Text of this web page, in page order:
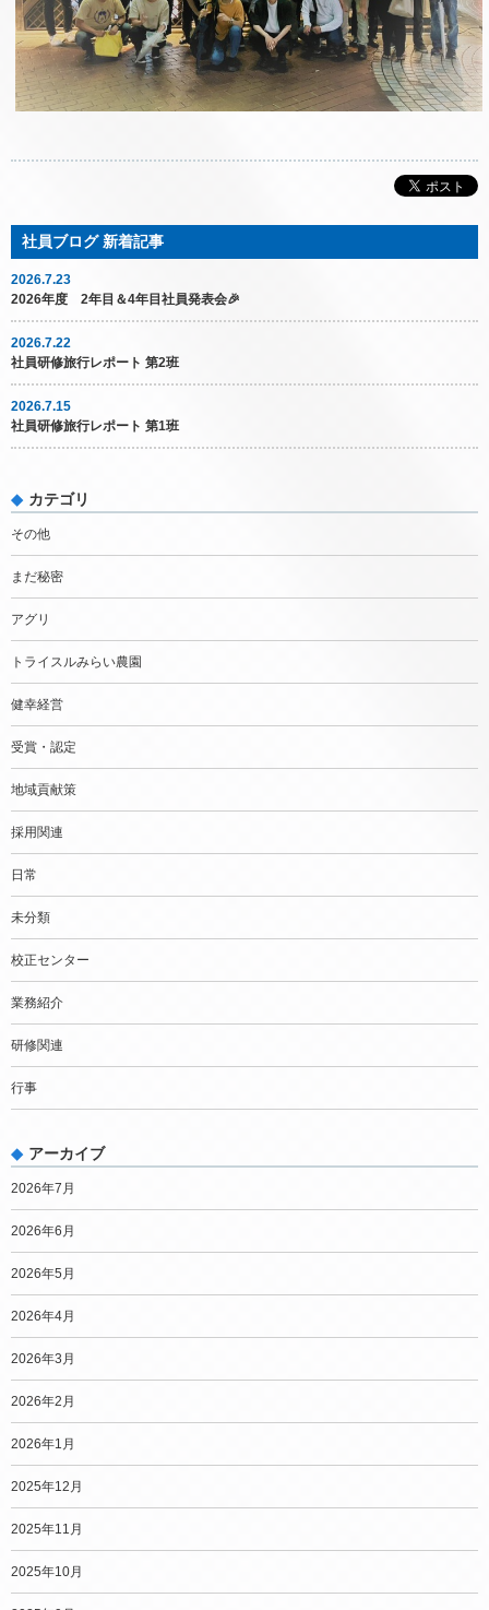
2026.7.23
2026年度 2年目＆4年目社員発表会🎉
2026.7.22
社員研修旅行レポート 第2班
2026.7.15
社員研修旅行レポート 第1班
カテゴリ
その他
まだ秘密
アグリ
トライスルみらい農園
健幸経営
受賞・認定
地域貢献策
採用関連
日常
未分類
校正センター
業務紹介
研修関連
行事
アーカイブ
2026年7月
2026年6月
2026年5月
2026年4月
2026年3月
2026年2月
2026年1月
2025年12月
2025年11月
2025年10月